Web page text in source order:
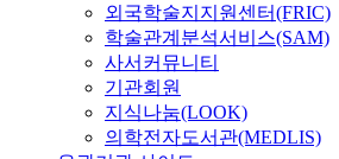
외국학술지지원센터(FRIC)
학술관계분석서비스(SAM)
사서커뮤니티
기관회원
지식나눔(LOOK)
의학전자도서관(MEDLIS)